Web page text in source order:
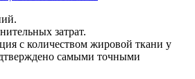
затрат.
с количеством жировой ткани у
самыми точными